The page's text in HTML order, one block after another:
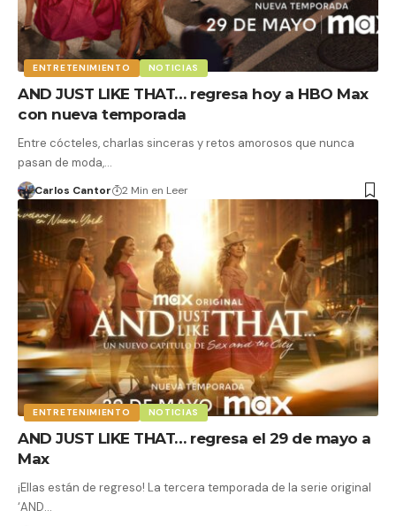
ENTRETENIMIENTO NOTICIAS
AND JUST LIKE THAT… regresa hoy a HBO Max
con nueva temporada
Entre cócteles, charlas sinceras y retos amorosos que nunca
pasan de moda,…
Carlos Cantor 2 Min en Leer
ENTRETENIMIENTO NOTICIAS
AND JUST LIKE THAT… regresa el 29 de mayo a
Max
¡Ellas están de regreso! La tercera temporada de la serie original
‘AND…